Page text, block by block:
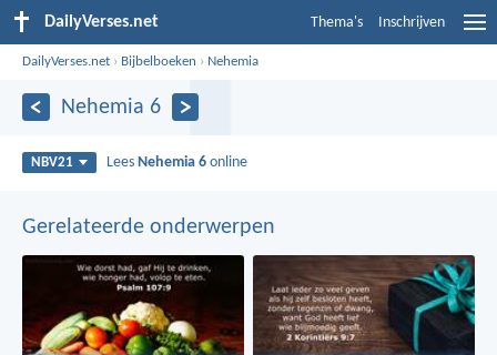
DailyVerses.net Thema's Inschrijven
DailyVerses.net › Bijbelboeken › Nehemia
Nehemia 6
NBV21 Lees Nehemia 6 online
Gerelateerde onderwerpen